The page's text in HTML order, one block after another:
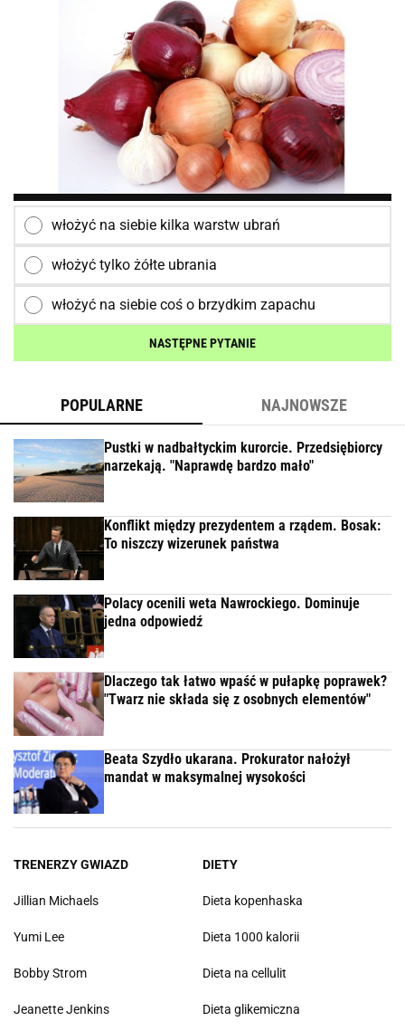
włożyć na siebie kilka warstw ubrań
włożyć tylko żółte ubrania
włożyć na siebie coś o brzydkim zapachu
NASTĘPNE PYTANIE
POPULARNE NAJNOWSZE
Pustki w nadbałtyckim kurorcie. Przedsiębiorcy
narzekają. "Naprawdę bardzo mało"
Konflikt między prezydentem a rządem. Bosak:
To niszczy wizerunek państwa
Polacy ocenili weta Nawrockiego. Dominuje
jedna odpowiedź
Dlaczego tak łatwo wpaść w pułapkę poprawek?
"Twarz nie składa się z osobnych elementów"
Beata Szydło ukarana. Prokurator nałożył
mandat w maksymalnej wysokości
TRENERZY GWIAZD
Jillian Michaels
Yumi Lee
Bobby Strom
Jeanette Jenkins
DIETY
Dieta kopenhaska
Dieta 1000 kalorii
Dieta na cellulit
Dieta glikemiczna